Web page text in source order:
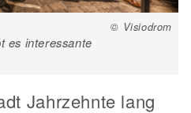
© Visiodrom
es interessante
Jahrzehnte lang